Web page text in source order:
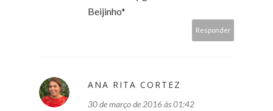
Beijinho*
Responder
ANA RITA CORTEZ
30 de março de 2016 às 01:42